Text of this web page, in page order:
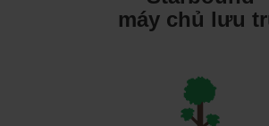
máy chủ lưu